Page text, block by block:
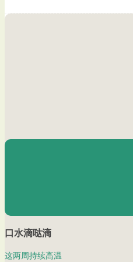
口水滴哒滴
这两周持续高温